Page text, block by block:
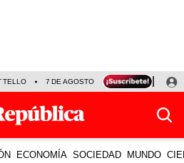
TELLO 7 DE AGOSTO TINKA RESULTADOS
ECONOMÍA SOCIEDAD MUNDO